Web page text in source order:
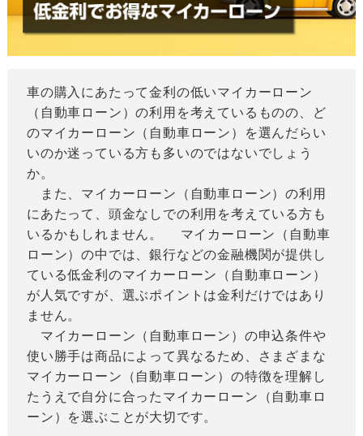
車の購入にあたって金利の低いマイカーローン
（自動車ローン）の利用を考えているものの、ど
のマイカーローン（自動車ローン）を選んだらい
いのか迷っている方も多いのではないでしょう
か。
また、マイカーローン（自動車ローン）の利用
にあたって、頭金なしでの利用を考えている方も
いるかもしれません。 マイカーローン（自動車
ローン）の中では、銀行などの金融機関が提供し
ている低金利のマイカーローン（自動車ローン）
が人気ですが、選ぶポイントは金利だけではあり
ません。
マイカーローン（自動車ローン）の申込条件や
使い勝手は商品によって異なるため、さまざまな
マイカーローン（自動車ローン）の特徴を理解し
たうえで自分に合ったマイカーローン（自動車ロ
ーン）を選ぶことが大切です。